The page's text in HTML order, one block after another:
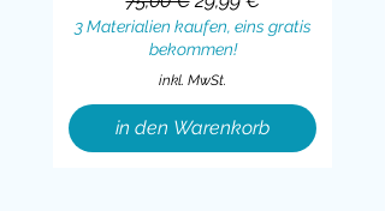
3 Materialien kaufen, eins gratis
bekommen!
inkl. MwSt.
in den Warenkorb